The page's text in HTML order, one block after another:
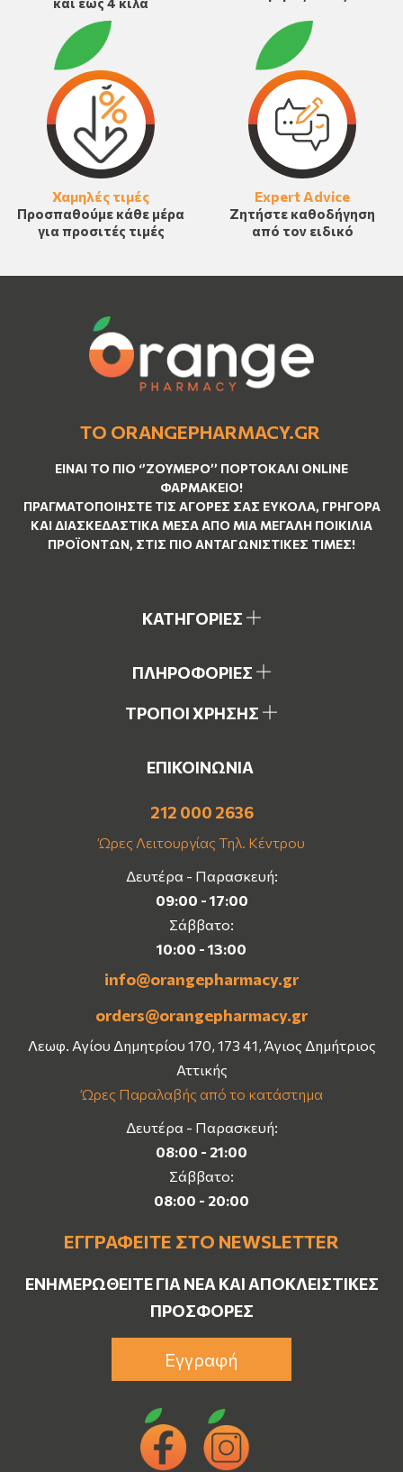
Χαμηλές τιμές
Προσπαθούμε κάθε μέρα
για προσιτές τιμές
Expert Advice
Ζητήστε καθοδήγηση
από τον ειδικό
ΤΟ ORANGEPHARMACY.GR
ΕΊΝΑΙ ΤO ΠΙΟ ‘’ΖΟΥΜΕΡΌ’’ ΠΟΡΤΟΚΑΛΊ ΟNLINE
ΦΑΡΜΑΚΕΊΟ!
ΠΡΑΓΜΑΤΟΠΟΙΉΣΤΕ ΤΙΣ ΑΓΟΡΈΣ ΣΑΣ ΕΎΚΟΛΑ, ΓΡΉΓΟΡΑ
ΚΑΙ ΔΙΑΣΚΕΔΑΣΤΙΚΆ ΜΈΣΑ ΑΠΌ ΜΙΑ ΜΕΓΆΛΗ ΠΟΙΚΙΛΊΑ
ΠΡΟΪΌΝΤΩΝ, ΣΤΙΣ ΠΙΟ ΑΝΤΑΓΩΝΙΣΤΙΚΈΣ ΤΙΜΈΣ!
ΚΑΤΗΓΟΡΙΕΣ
ΠΛΗΡΟΦΟΡΙΕΣ
ΤΡΟΠΟΙ ΧΡΗΣΗΣ
ΕΠΙΚΟΙΝΩΝΙΑ
212 000 2636
Ώρες Λειτουργίας Τηλ. Κέντρου
Δευτέρα - Παρασκευή:
09:00 - 17:00
Σάββατο:
10:00 - 13:00
info@orangepharmacy.gr
orders@orangepharmacy.gr
Λεωφ. Αγίου Δημητρίου 170, 173 41, Άγιος Δημήτριος
Αττικής
Ώρες Παραλαβής από το κατάστημα
Δευτέρα - Παρασκευή:
08:00 - 21:00
Σάββατο:
08:00 - 20:00
ΕΓΓΡΑΦΕΊΤΕ ΣΤΟ NEWSLETTER
ΕΝΗΜΕΡΩΘΕΊΤΕ ΓΙΑ ΝΈΑ ΚΑΙ ΑΠΟΚΛΕΙΣΤΙΚΈΣ
ΠΡΟΣΦΟΡΈΣ
Εγγραφή